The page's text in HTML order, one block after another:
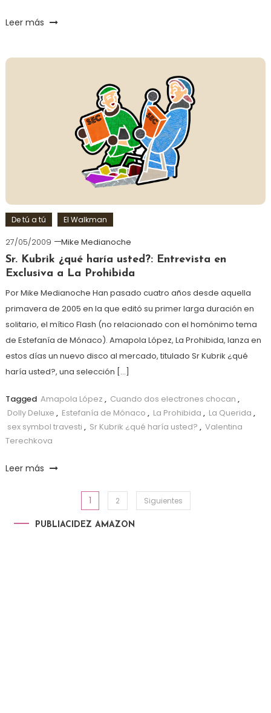
Leer más
De tú a tú El Walkman
27/05/2009
Mike Medianoche
Sr. Kubrik ¿qué haría usted?: Entrevista en
Exclusiva a La Prohibida
Por Mike Medianoche Han pasado cuatro años desde aquella
primavera de 2005 en la que editó su primer larga duración en
solitario, el mítico Flash (no relacionado con el homónimo tema
de Estefanía de Mónaco). Amapola López, La Prohibida, lanza en
estos días un nuevo disco al mercado, titulado Sr Kubrik ¿qué
haría usted?, una selección […]
Tagged Amapola López , Cuando dos electrones chocan ,
Dolly Deluxe , Estefanía de Mónaco , La Prohibida , La Querida ,
sex symbol travesti , Sr Kubrik ¿qué haría usted? , Valentina
Terechkova
Leer más
Paginación de entradas
1 2 Siguientes
PUBLIACIDEZ AMAZON